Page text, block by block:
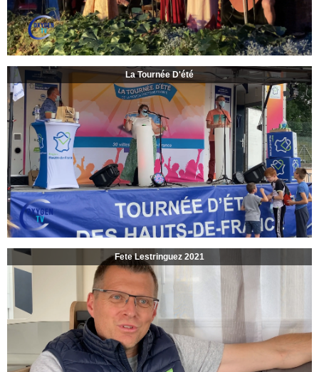
La Tournée D'été
Fete Lestringuez 2021